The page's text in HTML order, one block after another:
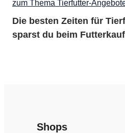
Die besten Zeiten für
sparst du beim
Shops